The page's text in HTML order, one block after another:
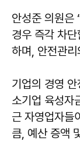
안성준 의원은
경우 즉각 차단
하며, 안전관
기업의 경영
소기업 육성자
근 자영업자들
큼, 예산 증액